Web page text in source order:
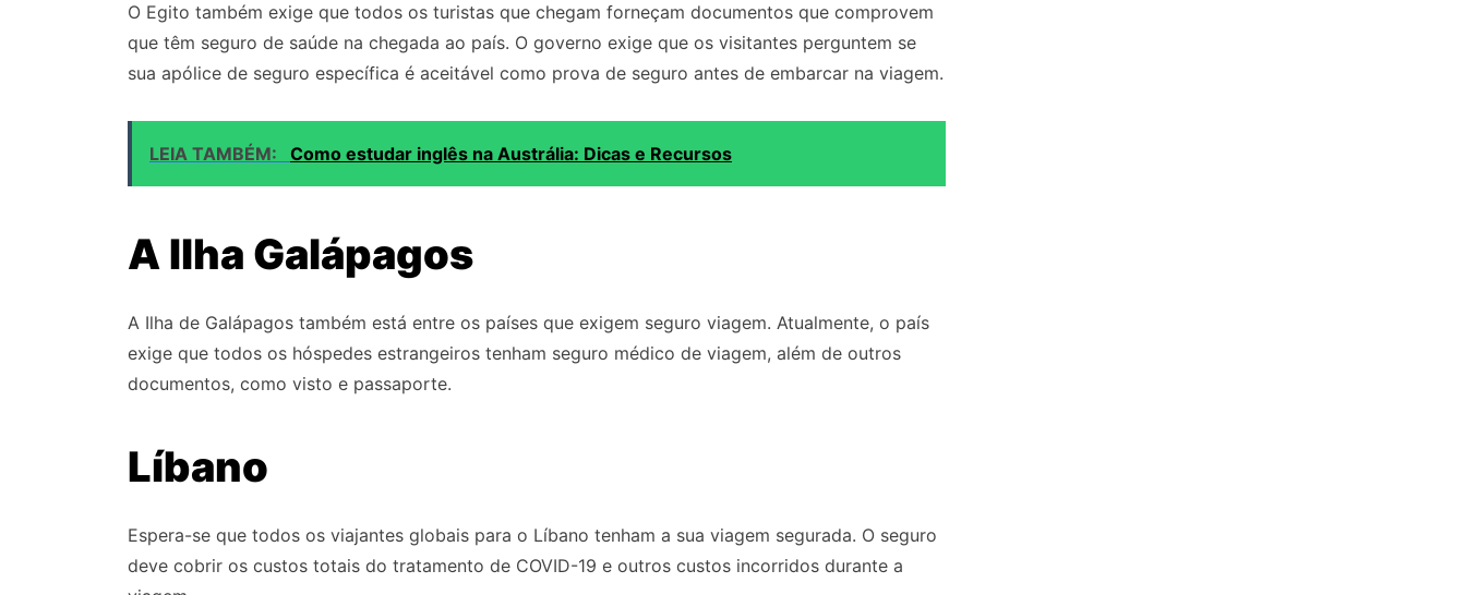
O Egito também exige que todos os turistas que chegam forneçam documentos que comprovem
que têm seguro de saúde na chegada ao país. O governo exige que os visitantes perguntem se
sua apólice de seguro específica é aceitável como prova de seguro antes de embarcar na viagem.
LEIA TAMBÉM: Como estudar inglês na Austrália: Dicas e Recursos
A Ilha Galápagos
A Ilha de Galápagos também está entre os países que exigem seguro viagem. Atualmente, o país
exige que todos os hóspedes estrangeiros tenham seguro médico de viagem, além de outros
documentos, como visto e passaporte.
Líbano
Espera-se que todos os viajantes globais para o Líbano tenham a sua viagem segurada. O seguro
deve cobrir os custos totais do tratamento de COVID-19 e outros custos incorridos durante a